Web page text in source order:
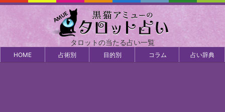
タロットの当たる占い一覧
HOME 占術別 目的別 コラム 占い辞典